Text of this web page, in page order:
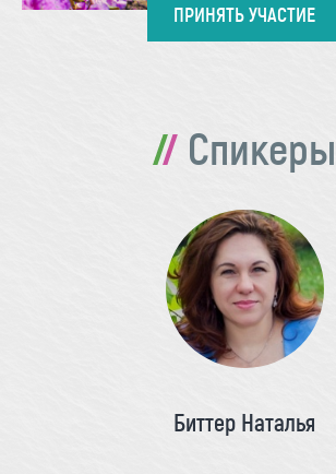
ПРИНЯТЬ УЧАСТИЕ
Спикеры
Биттер Наталья